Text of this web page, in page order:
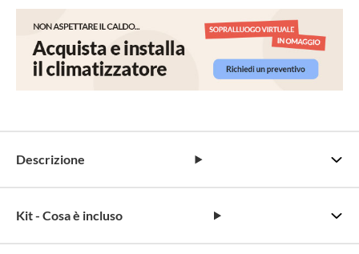
Descrizione
Kit - Cosa è incluso